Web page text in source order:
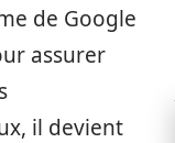
de Google
assurer
il devient